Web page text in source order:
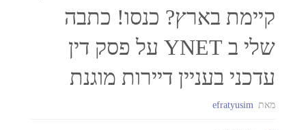
קיימת בארץ? כנסו! כתבה
שלי ב YNET על פסק דין
עדכני בעניין דיירות מוגנת
מאת efratyusim